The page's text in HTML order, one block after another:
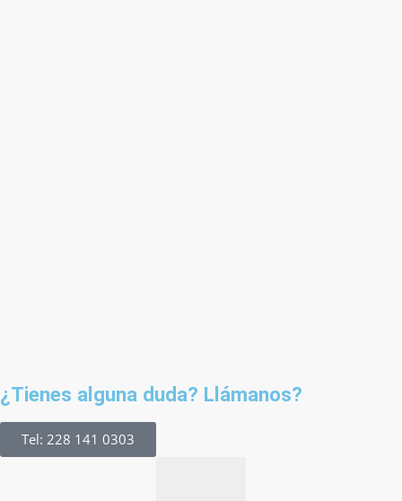
¿Tienes alguna duda? Llámanos?
Tel: 228 141 0303